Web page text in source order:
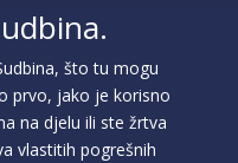
što tu mogu
prvo, jako je korisno
na djelu ili ste žrtva
vlastitih pogrešnih